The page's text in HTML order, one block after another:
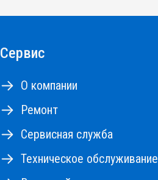
Сервис
О компании
Ремонт
Сервисная служба
Техническое обслуживание